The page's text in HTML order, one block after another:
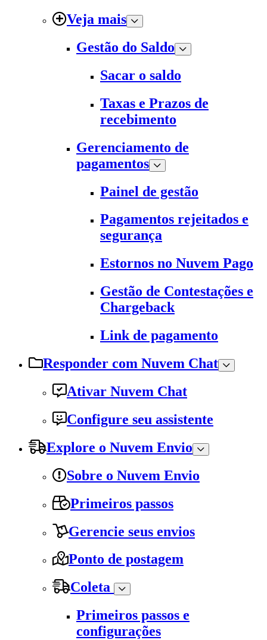
Veja mais
Gestão do Saldo
Sacar o saldo
Taxas e Prazos de
recebimento
Gerenciamento de
pagamentos
Painel de gestão
Pagamentos rejeitados e
segurança
Estornos no Nuvem Pago
Gestão de Contestações e
Chargeback
Link de pagamento
Responder com Nuvem Chat
Ativar Nuvem Chat
Configure seu assistente
Explore o Nuvem Envio
Sobre o Nuvem Envio
Primeiros passos
Gerencie seus envios
Ponto de postagem
Coleta
Primeiros passos e
configurações